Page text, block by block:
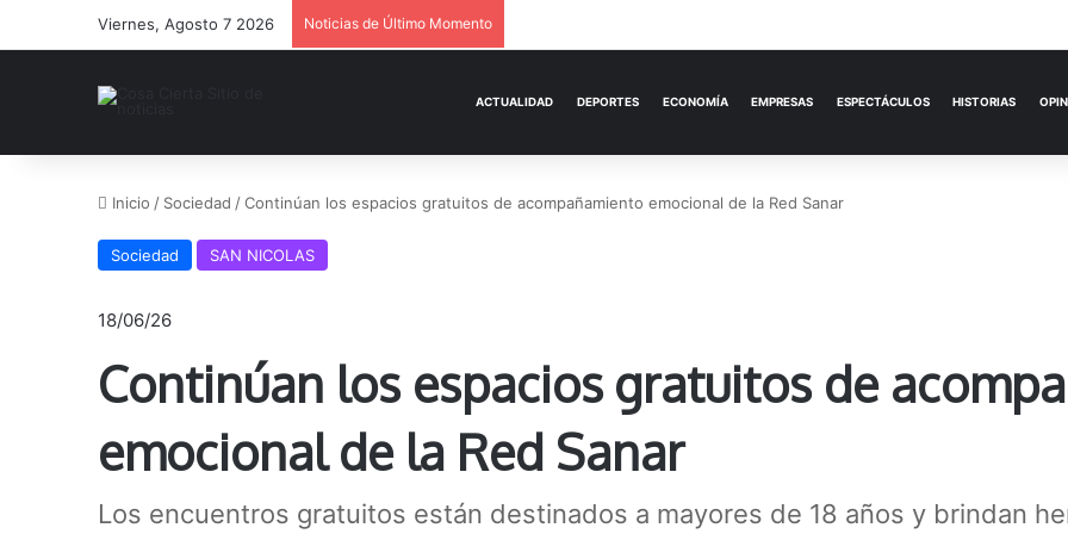
Viernes, Agosto 7 2026 Noticias de Último Momento
Inicio / Sociedad / Continúan los espacios gratuitos de acompañamiento emocional de la Red Sanar
Sociedad SAN NICOLAS
18/06/26
Continúan los espacios gratuitos de
emocional de la Red Sanar
Los encuentros gratuitos están destinados a mayores de 18 años y brindan